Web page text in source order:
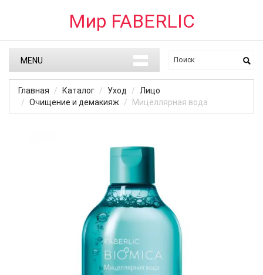
Мир FABERLIC
MENU
Главная Каталог Уход
Лицо
Очищение и демакияж
Мицеллярная вода